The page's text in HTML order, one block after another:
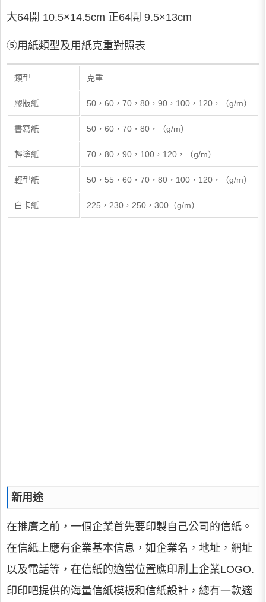
大64開 10.5×14.5cm 正64開 9.5×13cm
⑤用紙類型及用紙克重對照表
類型 克重
膠版紙 50，60，70，80，90，100，120，（g/m）
書寫紙 50，60，70，80，（g/m）
輕塗紙 70，80，90，100，120，（g/m）
輕型紙 50，55，60，70，80，100，120，（g/m）
白卡紙 225，230，250，300（g/m）
新用途
在推廣之前，一個企業首先要印製自己公司的信紙。
在信紙上應有企業基本信息，如企業名，地址，網址
以及電話等，在信紙的適當位置應印刷上企業LOGO.
印印吧提供的海量信紙模板和信紙設計，總有一款適